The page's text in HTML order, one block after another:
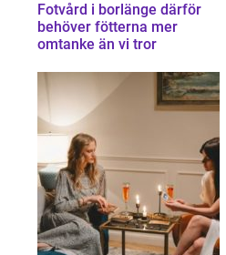
Fotvård i borlänge därför
behöver fötterna mer
omtanke än vi tror